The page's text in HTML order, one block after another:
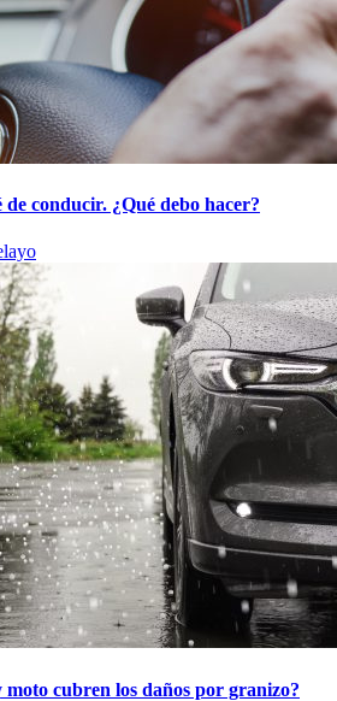
conducir. ¿Qué debo hacer?
moto cubren los daños por granizo?